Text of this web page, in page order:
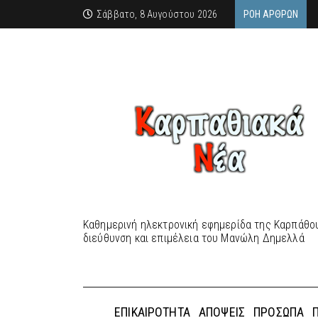
Σάββατο, 8 Αυγούστου 2026 ΡΟΉ ΆΡΘΡΩΝ
Καθημερινή ηλεκτρονική εφημερίδα της
διεύθυνση και επιμέλεια του Μανώλη Δημελλά
ΕΠΙΚΑΙΡΌΤΗΤΑ ΑΠΌΨΕΙΣ ΠΡΌΣΩΠΑ